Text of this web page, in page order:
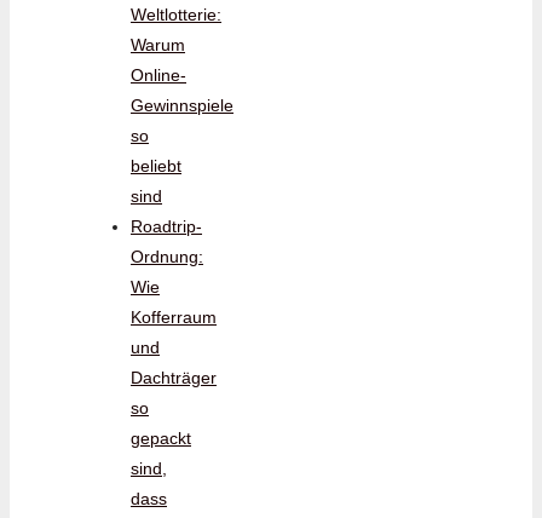
Weltlotterie:
Warum
Online-
Gewinnspiele
so
beliebt
sind
Roadtrip-
Ordnung:
Wie
Kofferraum
und
Dachträger
so
gepackt
sind,
dass